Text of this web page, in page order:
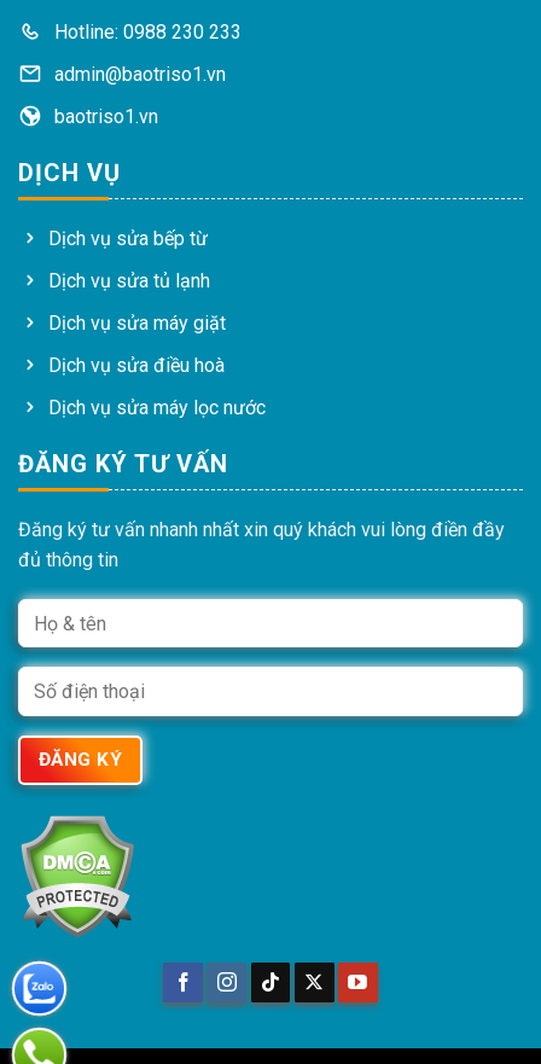
Hotline: 0988 230 233
admin@baotriso1.vn
baotriso1.vn
DỊCH VỤ
Dịch vụ sửa bếp từ
Dịch vụ sửa tủ lạnh
Dịch vụ sửa máy giặt
Dịch vụ sửa điều hoà
Dịch vụ sửa máy lọc nước
ĐĂNG KÝ TƯ VẤN
Đăng ký tư vấn nhanh nhất xin quý khách vui lòng điền đầy
đủ thông tin